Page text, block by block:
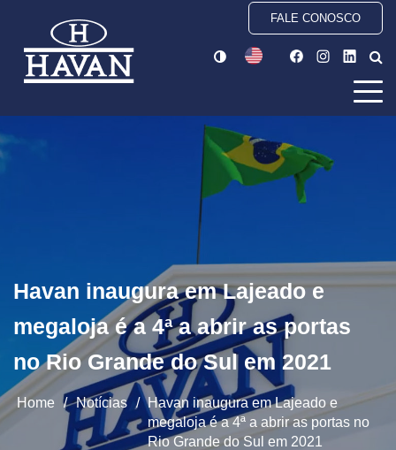
FALE CONOSCO
Havan inaugura em Lajeado e
megaloja é a 4ª a abrir as portas
no Rio Grande do Sul em 2021
Home / Notícias / Havan inaugura em Lajeado e
megaloja é a 4ª a abrir as portas no
Rio Grande do Sul em 2021